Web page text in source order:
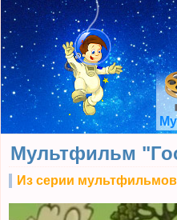
Мультфильм
Из серии